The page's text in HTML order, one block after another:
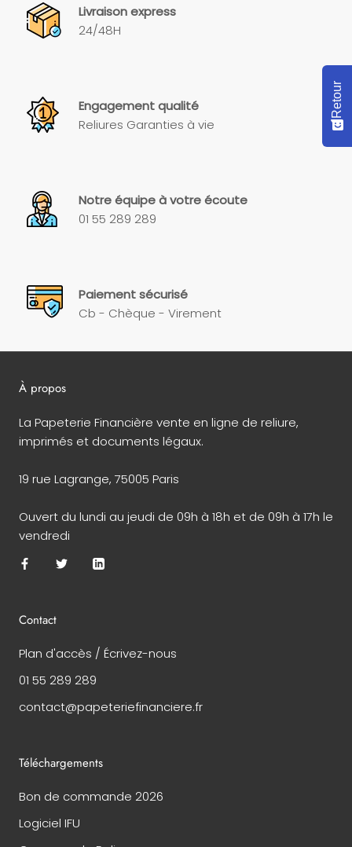
Livraison express
24/48H
Engagement qualité
Reliures Garanties à vie
Notre équipe à votre écoute
01 55 289 289
Paiement sécurisé
Cb - Chèque - Virement
À propos
La Papeterie Financière vente en ligne de reliure,
imprimés et documents légaux.
19 rue Lagrange, 75005 Paris
Ouvert du lundi au jeudi de 09h à 18h et de 09h à 17h le
vendredi
Contact
Plan d'accès / Écrivez-nous
01 55 289 289
contact@papeteriefinanciere.fr
Téléchargements
Bon de commande 2026
Logiciel IFU
Retour